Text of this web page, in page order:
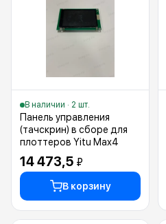
В наличии · 2 шт.
Панель управления
(тачскрин) в сборе для
плоттеров Yitu Max4
14 473,5 ₽
В корзину